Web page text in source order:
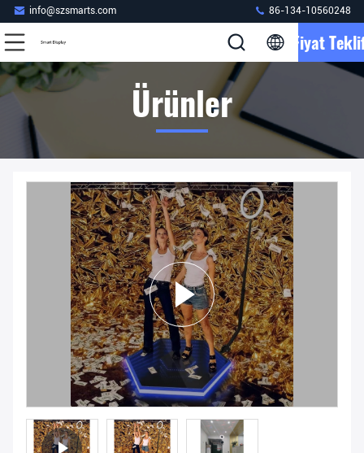
info@szsmarts.com 86-134-10560248
Fiyat
Ürünler